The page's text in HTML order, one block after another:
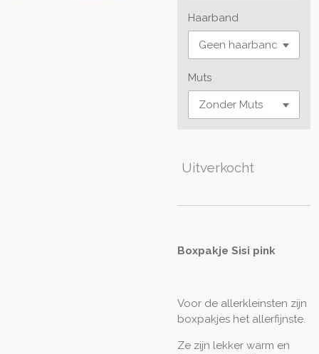
Haarband
Muts
Uitverkocht
Boxpakje Sisi pink
Voor de allerkleinsten zijn
boxpakjes het allerfijnste.
Ze zijn lekker warm en